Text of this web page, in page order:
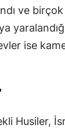
ve
ise
Husiler,